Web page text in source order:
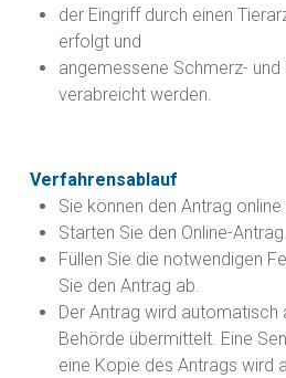
der Eingriff durch einen
erfolgt und
angemessene Schmerz-
verabreicht werden.
Verfahrensablauf
Sie können den Antrag online
Starten Sie den Online-Antrag.
Füllen Sie die notwendigen
Sie den Antrag ab.
Der Antrag wird automatisch
Behörde übermittelt. Eine
eine Kopie des Antrags wird